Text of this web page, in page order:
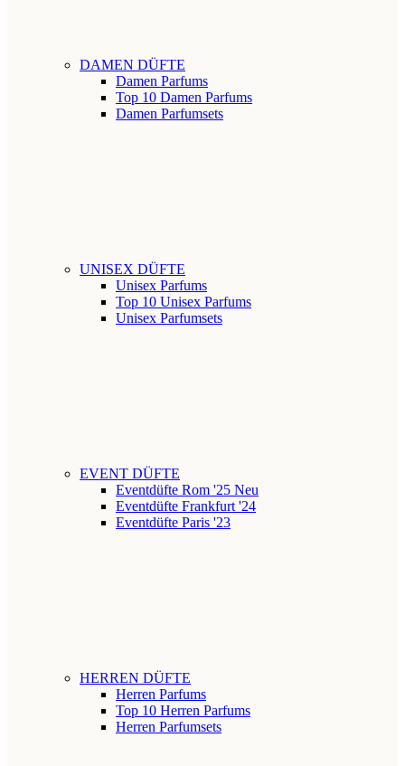
DAMEN DÜFTE
Damen Parfums
Top 10 Damen Parfums
Damen Parfumsets
UNISEX DÜFTE
Unisex Parfums
Top 10 Unisex Parfums
Unisex Parfumsets
EVENT DÜFTE
Eventdüfte Rom '25 Neu
Eventdüfte Frankfurt '24
Eventdüfte Paris '23
HERREN DÜFTE
Herren Parfums
Top 10 Herren Parfums
Herren Parfumsets